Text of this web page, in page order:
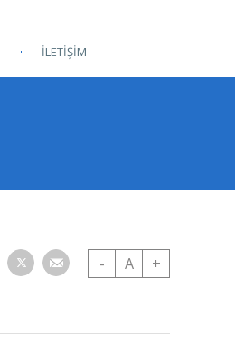
İLETİŞİM
- A +